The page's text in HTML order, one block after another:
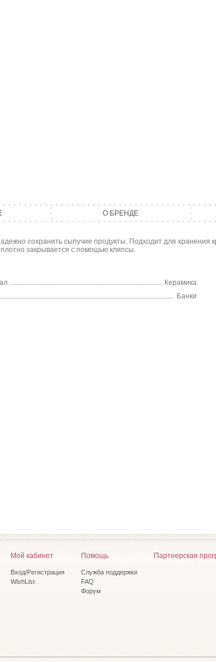
О БРЕНДЕ
сохранить сыпучие продукты. Подходит для
закрывается с помощью клипсы.
Керамика
Банки
Мой кабинет
Вход/Регистрация
WishList
Помощь
Служба поддержки
FAQ
Форум
Партнерская